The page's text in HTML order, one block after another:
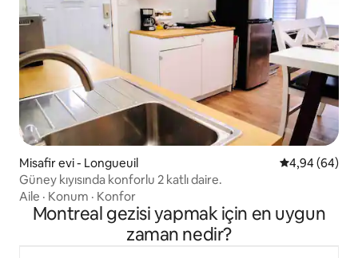
Misafir evi - Longueuil 5 üzerinden
4,94 (64)
Güney kıyısında konforlu 2 katlı daire.
Aile · Konum · Konfor
Montreal gezisi yapmak için en uygun
zaman nedir?